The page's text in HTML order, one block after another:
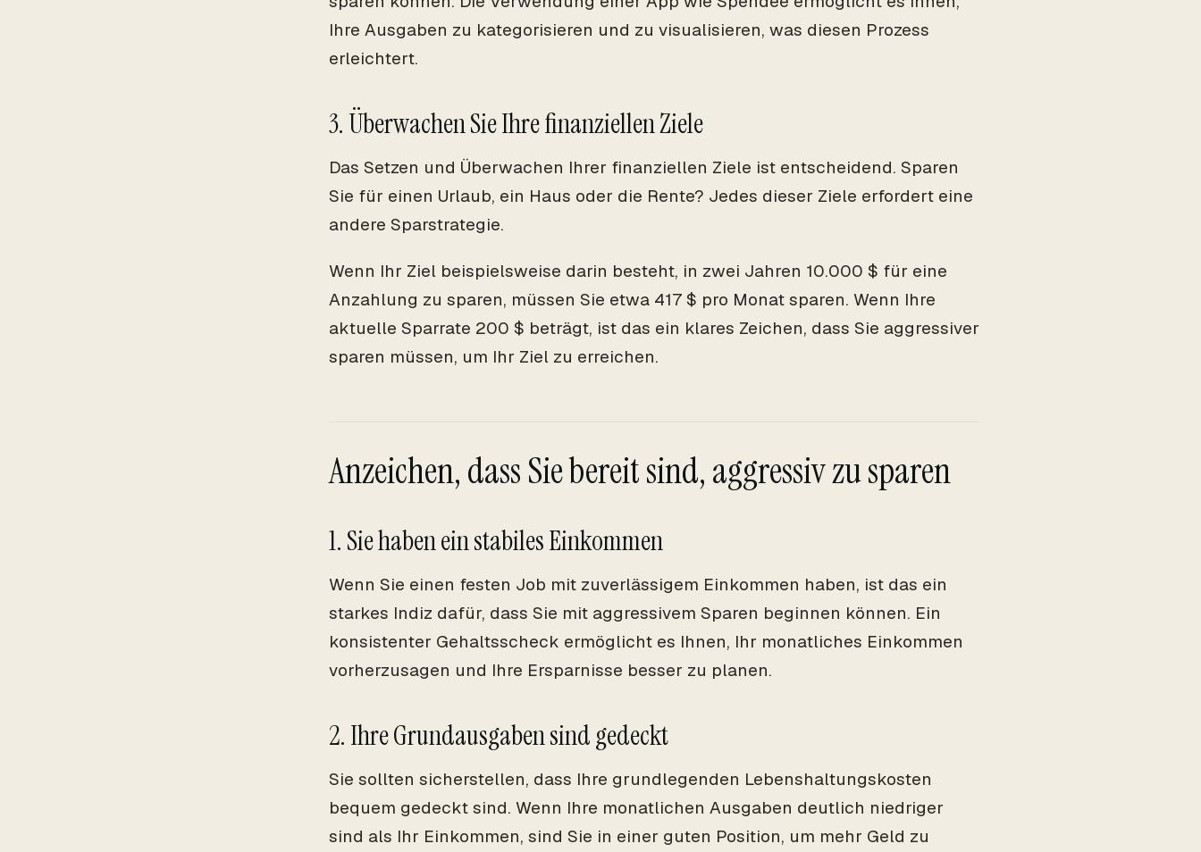
Ihre Ausgaben zu kategorisieren und zu visualisieren, was diesen Prozess
erleichtert.
3. Überwachen Sie Ihre finanziellen Ziele
Das Setzen und Überwachen Ihrer finanziellen Ziele ist entscheidend. Sparen
Sie für einen Urlaub, ein Haus oder die Rente? Jedes dieser Ziele erfordert eine
andere Sparstrategie.
Wenn Ihr Ziel beispielsweise darin besteht, in zwei Jahren 10.000 $ für eine
Anzahlung zu sparen, müssen Sie etwa 417 $ pro Monat sparen. Wenn Ihre
aktuelle Sparrate 200 $ beträgt, ist das ein klares Zeichen, dass Sie aggressiver
sparen müssen, um Ihr Ziel zu erreichen.
Anzeichen, dass Sie bereit sind, aggressiv zu sparen
1. Sie haben ein stabiles Einkommen
Wenn Sie einen festen Job mit zuverlässigem Einkommen haben, ist das ein
starkes Indiz dafür, dass Sie mit aggressivem Sparen beginnen können. Ein
konsistenter Gehaltsscheck ermöglicht es Ihnen, Ihr monatliches Einkommen
vorherzusagen und Ihre Ersparnisse besser zu planen.
2. Ihre Grundausgaben sind gedeckt
Sie sollten sicherstellen, dass Ihre grundlegenden Lebenshaltungskosten
bequem gedeckt sind. Wenn Ihre monatlichen Ausgaben deutlich niedriger
sind als Ihr Einkommen, sind Sie in einer guten Position, um mehr Geld zu